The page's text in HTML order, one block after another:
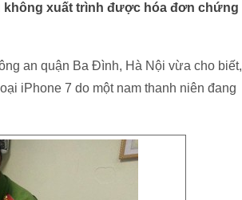
không xuất trình được hóa đơn chứng
an quận Ba Đình, Hà Nội vừa cho biết,
iPhone 7 do một nam thanh niên đang